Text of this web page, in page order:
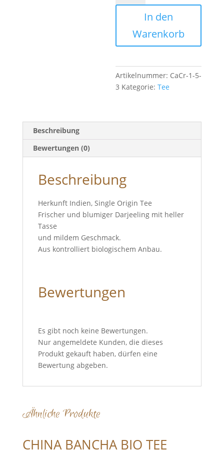
1
FLUSH
BLEND
In den
Warenkorb
Artikelnummer: CaCr-1-5-
3 Kategorie:Tee
Beschreibung
Bewertungen (0)
Beschreibung
Herkunft Indien, Single Origin Tee
Frischer und blumiger Darjeeling mit heller
Tasse
und mildem Geschmack.
Aus kontrolliert biologischem Anbau.
Bewertungen
Es gibt noch keine Bewertungen.
Nur angemeldete Kunden, die dieses
Produkt gekauft haben, dürfen eine
Bewertung abgeben.
Ähnliche Produkte
CHINA BANCHA BIO TEE